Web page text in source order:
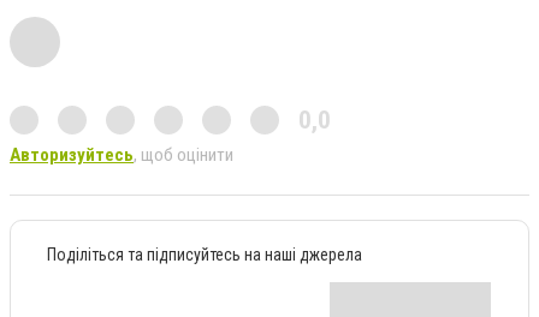
0,0
Авторизуйтесь, щоб оцінити
Поділіться та підписуйтесь на наші джерела